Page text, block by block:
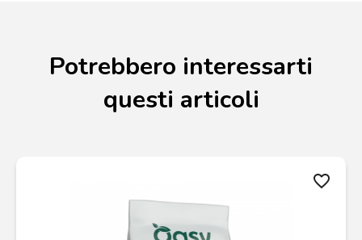
Potrebbero interessarti
questi articoli
favorite_border